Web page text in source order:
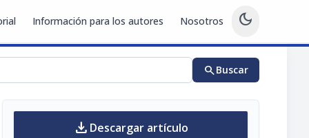
Información para los autores Nosotros dark_mode
searchBuscar
download Descargar artículo